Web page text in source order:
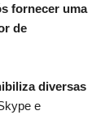
fornecer uma
de
diversas
e